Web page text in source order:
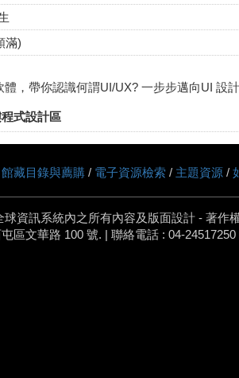
滿)
，帶你認識何謂UI/UX? 一步步邁向UI 設計
程式設計區
館藏目錄與薦購 / 電子資源檢索 / 主題資源 /
球資訊系統內之所有內容及版面設計 - 著作
區文華路 100 號. | 聯絡電話 : 04-